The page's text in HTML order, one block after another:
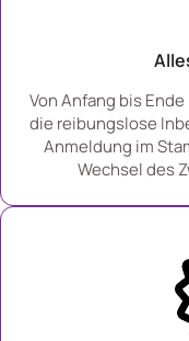
Von Anfang bis
die reibungslose
Anmeldung im
Wechsel des